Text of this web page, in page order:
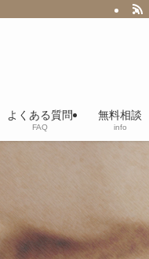
よくある質問
FAQ
無料相談
info